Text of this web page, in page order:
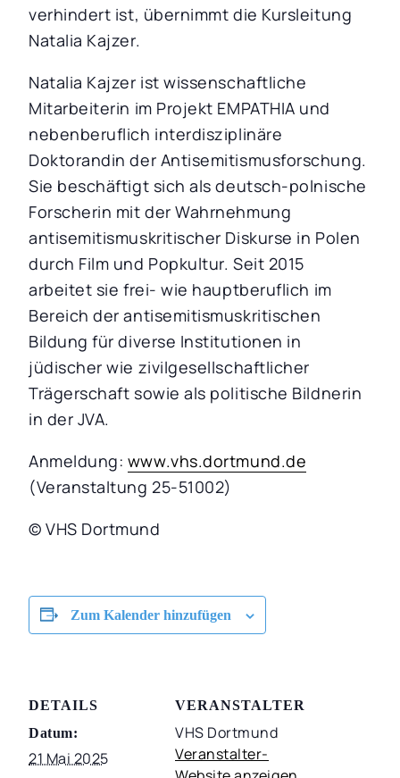
verhindert ist, übernimmt die Kursleitung
Natalia Kajzer.
Natalia Kajzer ist wissenschaftliche
Mitarbeiterin im Projekt EMPATHIA und
nebenberuflich interdisziplinäre
Doktorandin der Antisemitismusforschung.
Sie beschäftigt sich als deutsch-polnische
Forscherin mit der Wahrnehmung
antisemitismuskritischer Diskurse in Polen
durch Film und Popkultur. Seit 2015
arbeitet sie frei- wie hauptberuflich im
Bereich der antisemitismuskritischen
Bildung für diverse Institutionen in
jüdischer wie zivilgesellschaftlicher
Trägerschaft sowie als politische Bildnerin
in der JVA.
Anmeldung: www.vhs.dortmund.de
(Veranstaltung 25-51002)
© VHS Dortmund
Zum Kalender hinzufügen
DETAILS
Datum:
21 Mai 2025
VERANSTALTER
VHS Dortmund
Veranstalter-